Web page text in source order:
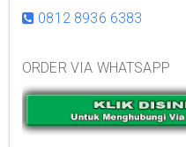
0812 8936 6383
ORDER VIA WHATSAPP